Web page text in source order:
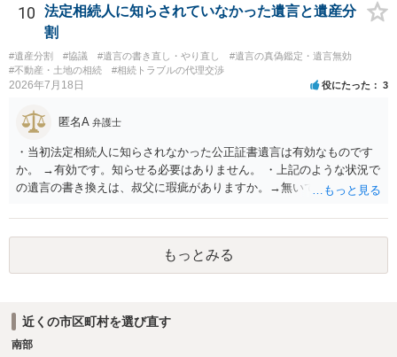
スクが一応あるからです。 ただし、実際には、自宅内にめぼしい財産
がなく、滞納賃料が増え続けるのを止めるため、 解約をして鍵を返却
してしまうというケースもそれなりにあります。 また、お母様の通帳
や印鑑などは現に保管されているのであれば、 そのまま保管されてお
いた方が良いかと思います。 相続人全員が相続放棄された場合には、
引き継いでいただくことになります。 ちなみに前提として、お母様の
お姉さんがご存命である以上、 その子（甥、姪）にはそもそも相続権
は発生しないので、甥姪の方々は相続放棄は不要になると考えられま
す。 明確にお答えができずに申し訳ありませんが、以上ご参考にして
いただければ幸いです。
10
法定相続人に知らされていなかった遺言と遺産分
割
#遺産分割 #協議 #遺言の書き直し・やり直し
#遺言の真偽鑑定・遺言無効
#不動産・土地の相続
#相続トラブルの代理交渉
2026年7月18日 役にたった 3
匿名A 弁護士
・当初法定相続人に知らされなかった公正証書遺言は有効なものです
か。 →有効です。知らせる必要はありません。 ・上記のような状況で
の遺言の書き換えは、叔父に瑕疵がありますか。→無いです。 ・分割
ますか。 →本人が自由に決められますので、どこが妥当とは言えない
です。客観的な基準もありません。 ・できれば穏やかに、分割を拒否
することはできますか。 →分割を拒否するということは、遺産はいら
ないということでしょうか。遺言で、受取を指定されててもいらない
もっとみる
近くの市区町村を選び直す
南部